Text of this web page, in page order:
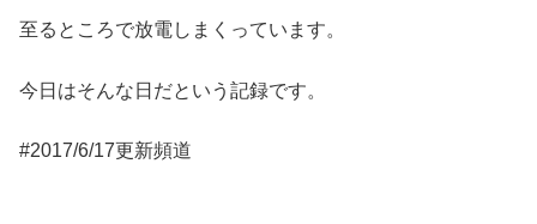
至るところで放電しまくっています。
今日はそんな日だという記録です。
#2017/6/17更新頻道